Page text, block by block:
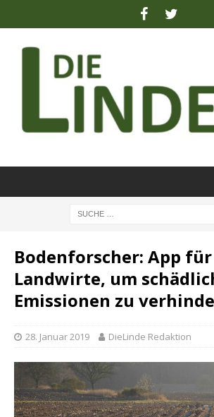
Bodenforscher: App für
Landwirte, um
Emissionen zu
28. Januar 2019 DieLinde Redaktion